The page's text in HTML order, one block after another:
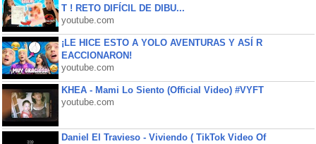
T ! RETO DIFÍCIL DE DIBU...
youtube.com
¡LE HICE ESTO A YOLO AVENTURAS Y ASÍ R
EACCIONARON!
youtube.com
KHEA - Mami Lo Siento (Official Video) #VYFT
youtube.com
Daniel El Travieso - Viviendo ( TikTok Video Of